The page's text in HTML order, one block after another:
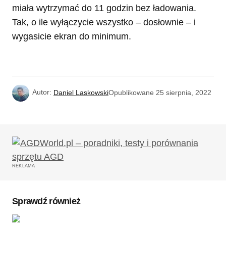
miała wytrzymać do 11 godzin bez ładowania.
Tak, o ile wyłączycie wszystko – dosłownie – i
wygasicie ekran do minimum.
Autor: Daniel LaskowskiOpublikowane 25 sierpnia, 2022
REKLAMA
Sprawdź również